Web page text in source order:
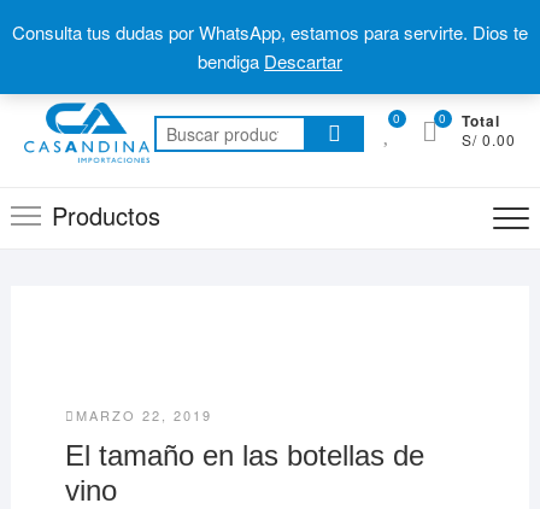
Consulta tus dudas por WhatsApp, estamos para servirte. Dios te
bendiga Descartar
Jirón Capac Yupanqui, Lince
958 602 410
Ventas@casandina.com
la
Buscar
por:
0 Total
S/ 0.00
0
Productos
MARZO 22, 2019
El tamaño en las botellas de
vino